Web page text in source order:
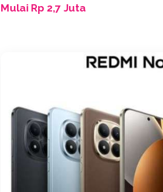
Mulai Rp 2,7 Juta